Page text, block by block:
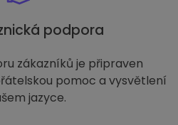
podpora
zákazníků je připraven
pomoc a vysvětlení
jazyce.